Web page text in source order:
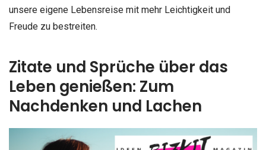
unsere eigene Lebensreise mit mehr Leichtigkeit und
Freude zu bestreiten.
Zitate und Sprüche über das
Leben genießen: Zum
Nachdenken und Lachen